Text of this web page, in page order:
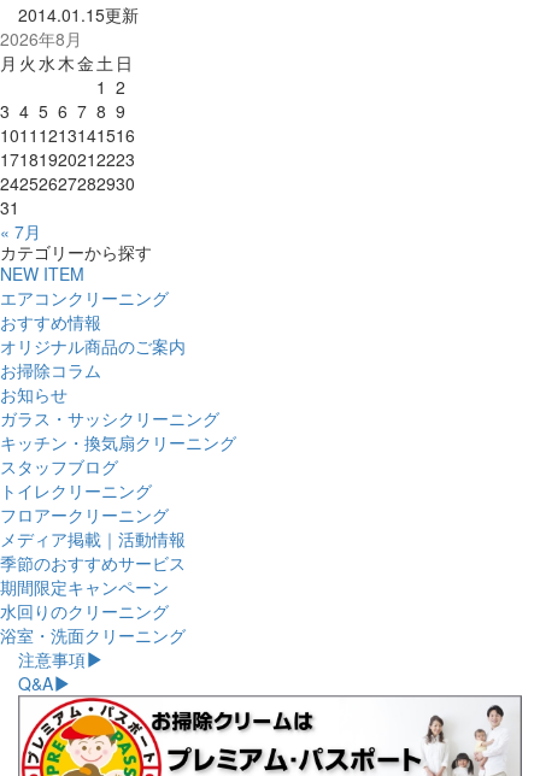
2014.01.15更新
2026年8月
月 火 水 木金 土 日
1 2
3 4 5 6 7 8 9
1011 1213141516
17181920212223
24252627282930
31
« 7月
カテゴリーから探す
NEW ITEM
エアコンクリーニング
おすすめ情報
オリジナル商品のご案内
お掃除コラム
お知らせ
ガラス・サッシクリーニング
キッチン・換気扇クリーニング
スタッフブログ
トイレクリーニング
フロアークリーニング
メディア掲載｜活動情報
季節のおすすめサービス
期間限定キャンペーン
水回りのクリーニング
浴室・洗面クリーニング
注意事項
Q&A